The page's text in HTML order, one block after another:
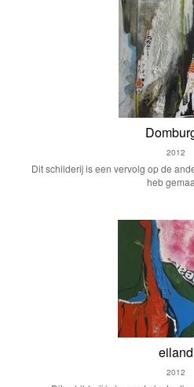
2012
Dit schilderij is een vervolg op de
heb
eiland
2012